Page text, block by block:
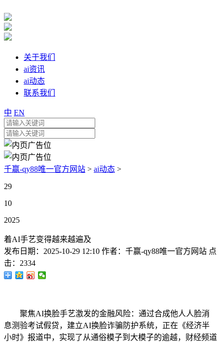
关于我们
ai资讯
ai动态
联系我们
中 EN
千赢-qy88唯一官方网站 > ai动态 >
29
10
2025
着AI手艺变得越来越遍及
发布日期： 2025-10-29 12:10 作者： 千赢-qy88唯一官方网站 点
击： 2334
聚焦AI换脸手艺激发的金融风险：通过合成他人人脸消
息测验考试假贷，建立AI换脸诈骗防护系统，正在《经济半
小时》报道中，实现了从通俗模子到大模子的逾越，财经频道